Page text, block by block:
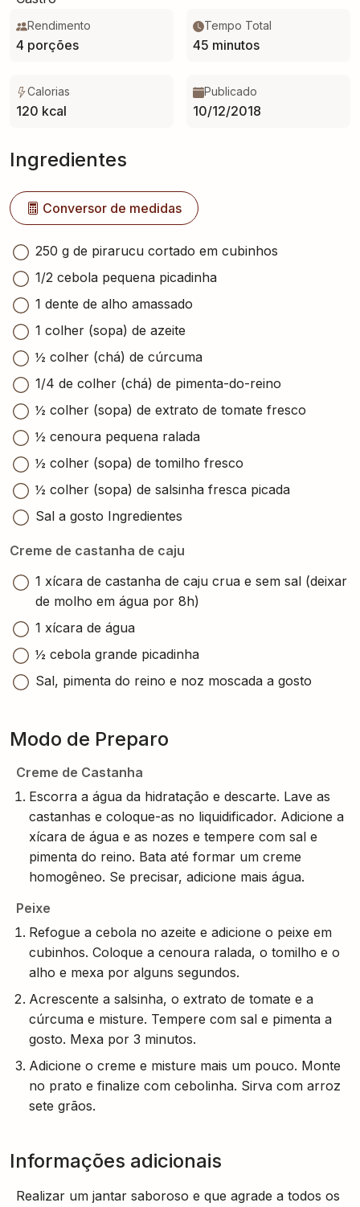
Rendimento
4 porções
Tempo Total
45 minutos
Calorias
120 kcal
Publicado
10/12/2018
Ingredientes
Conversor de medidas
250 g de pirarucu cortado em cubinhos
1/2 cebola pequena picadinha
1 dente de alho amassado
1 colher (sopa) de azeite
½ colher (chá) de cúrcuma
1/4 de colher (chá) de pimenta-do-reino
½ colher (sopa) de extrato de tomate fresco
½ cenoura pequena ralada
½ colher (sopa) de tomilho fresco
½ colher (sopa) de salsinha fresca picada
Sal a gosto Ingredientes
Creme de castanha de caju
1 xícara de castanha de caju crua e sem sal (deixar
de molho em água por 8h)
1 xícara de água
½ cebola grande picadinha
Sal, pimenta do reino e noz moscada a gosto
Modo de Preparo
Creme de Castanha
Escorra a água da hidratação e descarte. Lave as
castanhas e coloque-as no liquidificador. Adicione a
xícara de água e as nozes e tempere com sal e
pimenta do reino. Bata até formar um creme
homogêneo. Se precisar, adicione mais água.
Peixe
Refogue a cebola no azeite e adicione o peixe em
cubinhos. Coloque a cenoura ralada, o tomilho e o
alho e mexa por alguns segundos.
Acrescente a salsinha, o extrato de tomate e a
cúrcuma e misture. Tempere com sal e pimenta a
gosto. Mexa por 3 minutos.
Adicione o creme e misture mais um pouco. Monte
no prato e finalize com cebolinha. Sirva com arroz
sete grãos.
Informações adicionais
Realizar um jantar saboroso e que agrade a todos os